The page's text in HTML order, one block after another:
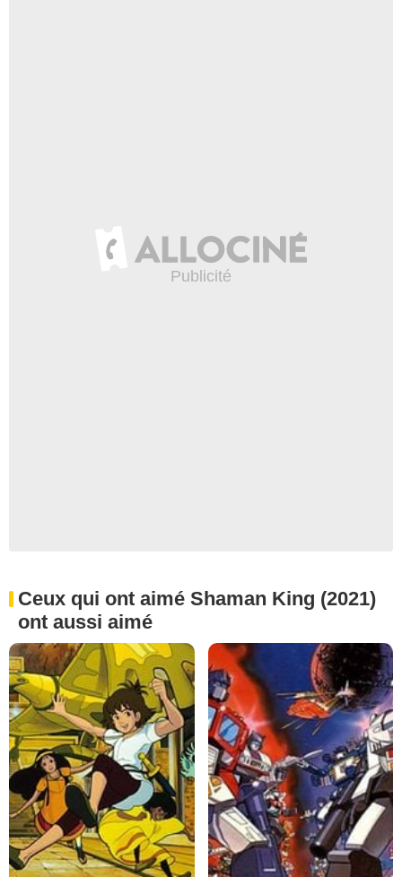
Ceux qui ont aimé Shaman King (2021)
ont aussi aimé